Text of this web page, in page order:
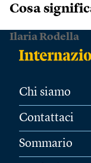
Cosa
Ilaria Rodella
Chi siamo
Contattaci
Sommario